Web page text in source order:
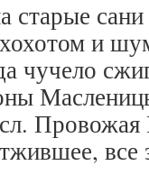
старые
и
чучело
все